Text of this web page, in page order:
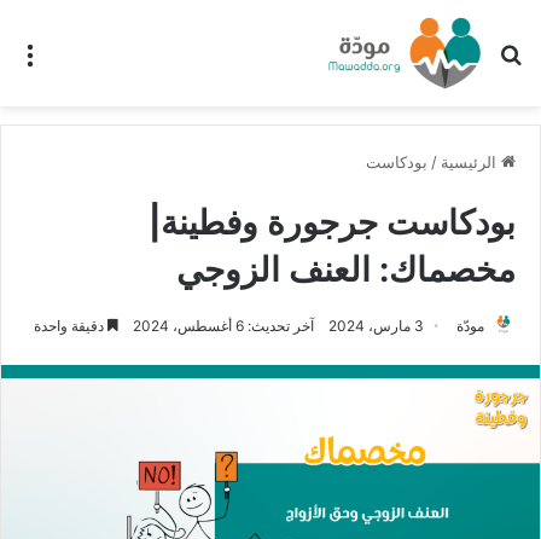
بحث عن
الرئيسية / بودكاست
بودكاست جرجورة وفطينة|
مخصماك: العنف الزوجي
مودّة 3 مارس، 2024 آخر تحديث: 6 أغسطس، 2024 دقيقة واحدة